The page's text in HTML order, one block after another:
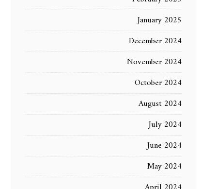
January 2025
December 2024
November 2024
October 2024
August 2024
July 2024
June 2024
May 2024